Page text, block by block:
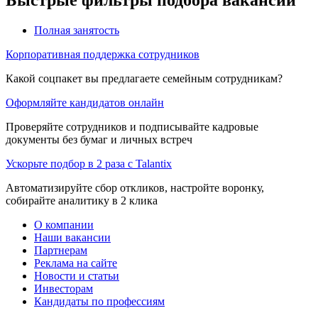
Полная занятость
Корпоративная поддержка сотрудников
Какой соцпакет вы предлагаете семейным сотрудникам?
Оформляйте кандидатов онлайн
Проверяйте сотрудников и подписывайте кадровые
документы без бумаг и личных встреч
Ускорьте подбор в 2 раза с Talantix
Автоматизируйте сбор откликов, настройте воронку,
собирайте аналитику в 2 клика
О компании
Наши вакансии
Партнерам
Реклама на сайте
Новости и статьи
Инвесторам
Кандидаты по профессиям